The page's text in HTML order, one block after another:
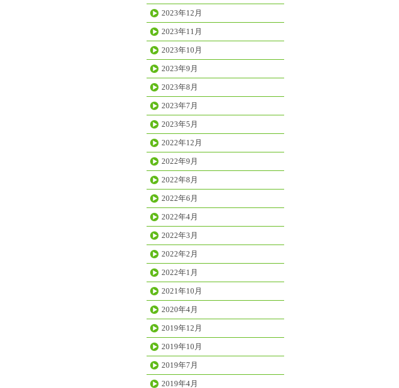
2023年12月
2023年11月
2023年10月
2023年9月
2023年8月
2023年7月
2023年5月
2022年12月
2022年9月
2022年8月
2022年6月
2022年4月
2022年3月
2022年2月
2022年1月
2021年10月
2020年4月
2019年12月
2019年10月
2019年7月
2019年4月